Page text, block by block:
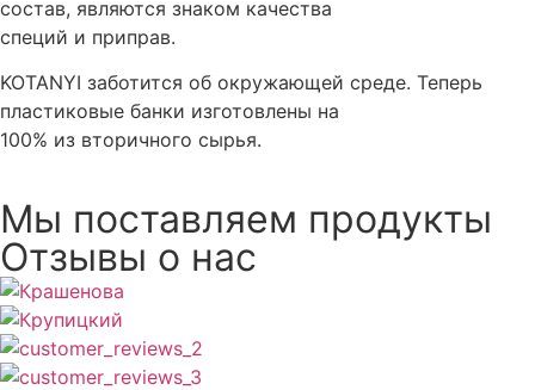
состав, являются знаком качества
специй и приправ.
KOTANYI заботится об окружающей среде. Теперь
пластиковые банки изготовлены на
100% из вторичного сырья.
Мы поставляем продукты
Отзывы о нас